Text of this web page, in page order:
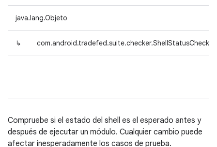
java.lang.Objeto
↳ com.android.tradefed.suite.checker.ShellStatusChecker
Compruebe si el estado del shell es el esperado antes y
después de ejecutar un módulo. Cualquier cambio puede
afectar inesperadamente los casos de prueba.